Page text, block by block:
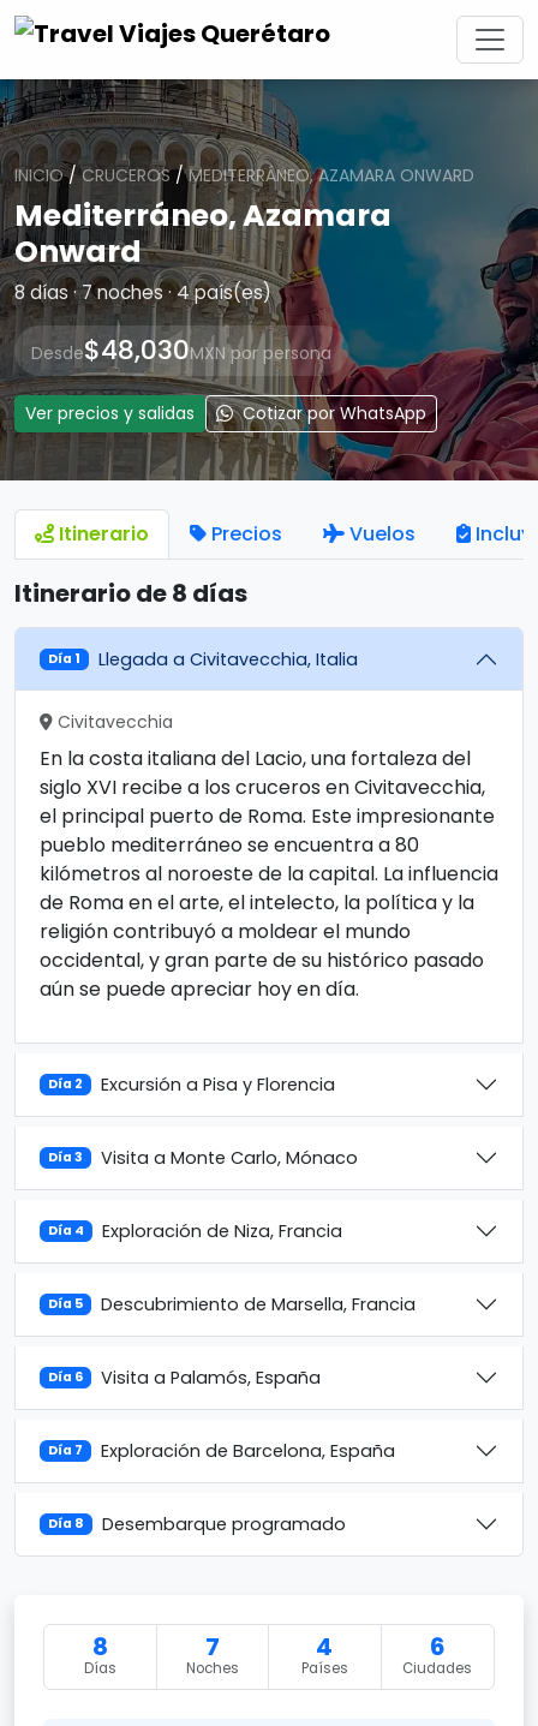
INICIO/CRUCEROS/MEDITERRÁNEO, AZAMARA ONWARD
Mediterráneo, Azamara
Onward
8 días · 7 noches · 4 país(es)
Desde$48,030MXN por persona
Ver precios y salidas Cotizar por WhatsApp
Itinerario Precios Vuelos
Itinerario de 8 días
Día 1 Llegada a Civitavecchia, Italia
Civitavecchia
En la costa italiana del Lacio, una fortaleza del
siglo XVI recibe a los cruceros en Civitavecchia,
el principal puerto de Roma. Este impresionante
pueblo mediterráneo se encuentra a 80
kilómetros al noroeste de la capital. La influencia
de Roma en el arte, el intelecto, la política y la
religión contribuyó a moldear el mundo
occidental, y gran parte de su histórico pasado
aún se puede apreciar hoy en día.
Día 2 Excursión a Pisa y Florencia
Día 3 Visita a Monte Carlo, Mónaco
Día 4 Exploración de Niza, Francia
Día 5 Descubrimiento de Marsella, Francia
Día 6 Visita a Palamós, España
Día 7 Exploración de Barcelona, España
Día 8 Desembarque programado
8
Días
7
Noches
4
Países
6
Ciudades